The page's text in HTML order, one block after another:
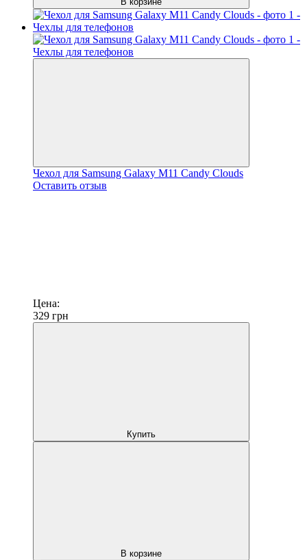
Чехол для Samsung Galaxy M11 Candy Clouds
Оставить отзыв
Цена:
329 грн
Купить
В корзине